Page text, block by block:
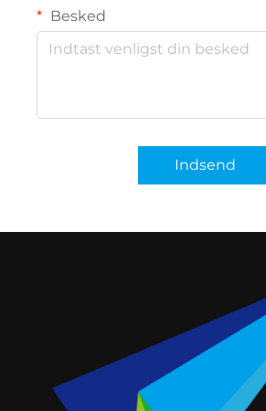
Besked
Indsend